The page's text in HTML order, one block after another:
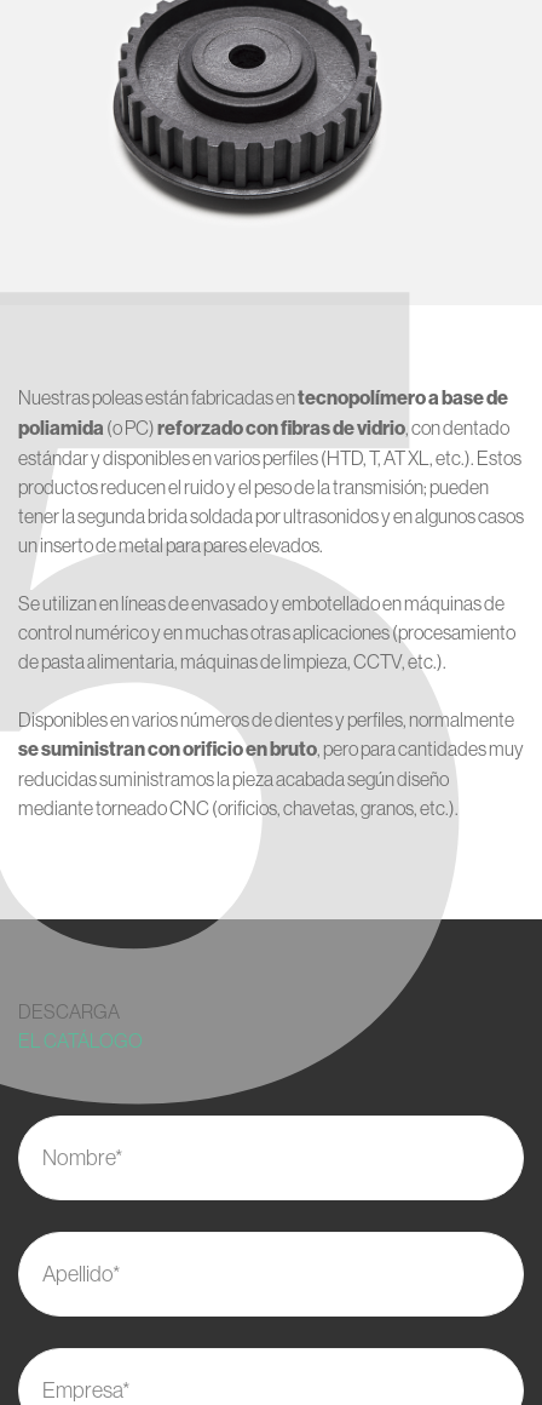
Nuestras poleas están fabricadas entecnopolímero a base de
poliamida (o PC)reforzado con fibras de vidrio, con dentado
estándar y disponibles en varios perfiles (HTD, T, AT XL, etc.). Estos
productos reducen el ruido y el peso de la transmisión; pueden
tener la segunda brida soldada por ultrasonidos y en algunos casos
un inserto de metal para pares elevados.
Se utilizan en líneas de envasado y embotellado en máquinas de
control numérico y en muchas otras aplicaciones (procesamiento
de pasta alimentaria, máquinas de limpieza, CCTV, etc.).
Disponibles en varios números de dientes y perfiles, normalmente
se suministran con orificio en bruto, pero para cantidades muy
reducidas suministramos la pieza acabada según diseño
mediante torneado CNC (orificios, chavetas, granos, etc.).
DESCARGA
EL CATÁLOGO
Nombre*
Apellido*
Empresa*